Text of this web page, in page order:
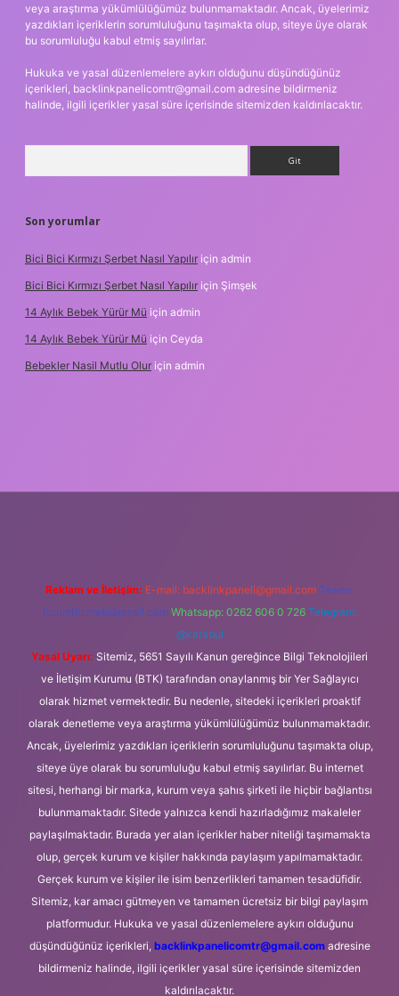
veya araştırma yükümlülüğümüz bulunmamaktadır. Ancak, üyelerimiz
yazdıkları içeriklerin sorumluluğunu taşımakta olup, siteye üye olarak
bu sorumluluğu kabul etmiş sayılırlar.
Hukuka ve yasal düzenlemelere aykırı olduğunu düşündüğünüz
içerikleri, backlinkpanelicomtr@gmail.com adresine bildirmeniz
halinde, ilgili içerikler yasal süre içerisinde sitemizden kaldırılacaktır.
Son yorumlar
Bici Bici Kırmızı Şerbet Nasıl Yapılır için admin
Bici Bici Kırmızı Şerbet Nasıl Yapılır için Şimşek
14 Aylık Bebek Yürür Mü için admin
14 Aylık Bebek Yürür Mü için Ceyda
Bebekler Nasil Mutlu Olur için admin
Reklam ve İletişim: E-mail: backlinkpaneli@gmail.com Teams:
forumhizmeti@gmail.com Whatsapp: 0262 606 0 726 Telegram:
@karabul
Yasal Uyarı: Sitemiz, 5651 Sayılı Kanun gereğince Bilgi Teknolojileri
ve İletişim Kurumu (BTK) tarafından onaylanmış bir Yer Sağlayıcı
olarak hizmet vermektedir. Bu nedenle, sitedeki içerikleri proaktif
olarak denetleme veya araştırma yükümlülüğümüz bulunmamaktadır.
Ancak, üyelerimiz yazdıkları içeriklerin sorumluluğunu taşımakta olup,
siteye üye olarak bu sorumluluğu kabul etmiş sayılırlar. Bu internet
sitesi, herhangi bir marka, kurum veya şahıs şirketi ile hiçbir bağlantısı
bulunmamaktadır. Sitede yalnızca kendi hazırladığımız makaleler
paylaşılmaktadır. Burada yer alan içerikler haber niteliği taşımamakta
olup, gerçek kurum ve kişiler hakkında paylaşım yapılmamaktadır.
Gerçek kurum ve kişiler ile isim benzerlikleri tamamen tesadüfidir.
Sitemiz, kar amacı gütmeyen ve tamamen ücretsiz bir bilgi paylaşım
platformudur. Hukuka ve yasal düzenlemelere aykırı olduğunu
düşündüğünüz içerikleri, backlinkpanelicomtr@gmail.comadresine
bildirmeniz halinde, ilgili içerikler yasal süre içerisinde sitemizden
kaldırılacaktır.